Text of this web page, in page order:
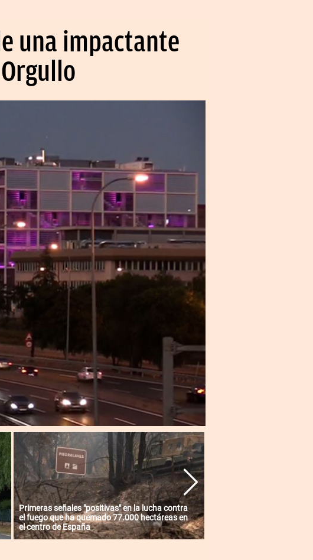
una impactante
Primeras señales "positivas" en la lucha contra
el fuego que ha quemado 77.000 hectáreas en
el centro de España